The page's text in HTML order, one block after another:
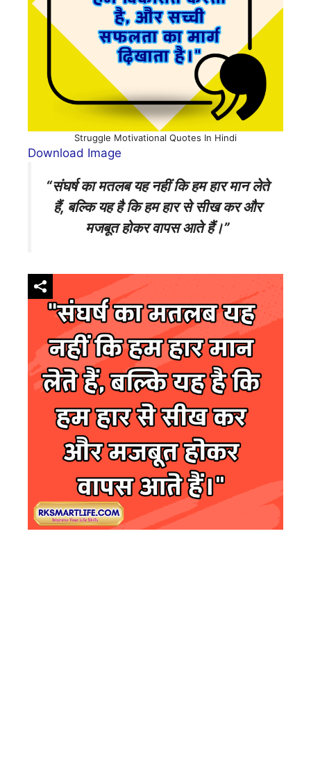
Struggle Motivational Quotes In Hindi
Download Image
“संघर्ष का मतलब यह नहीं कि हम हार मान लेते
हैं, बल्कि यह है कि हम हार से सीख कर और
मजबूत होकर वापस आते हैं।”